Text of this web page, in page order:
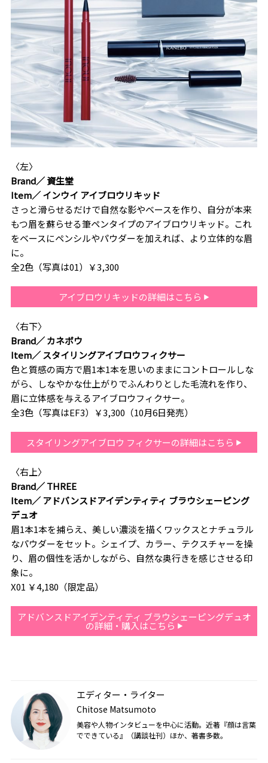
〈左〉
Brand／ 資生堂
Item／ インウイ アイブロウリキッド
さっと滑らせるだけで自然な影やベースを作り、自分が本来
もつ眉を蘇らせる筆ペンタイプのアイブロウリキッド。これ
をベースにペンシルやパウダーを加えれば、より立体的な眉
に。
全2色（写真は01）￥3,300
アイブロウリキッドの詳細はこちら
〈右下〉
Brand／ カネボウ
Item／ スタイリングアイブロウフィクサー
色と質感の両方で眉1本1本を思いのままにコントロールしな
がら、しなやかな仕上がりでふんわりとした毛流れを作り、
眉に立体感を与えるアイブロウフィクサー。
全3色（写真はEF3）￥3,300（10月6日発売）
スタイリングアイブロウ フィクサーの詳細はこちら
〈右上〉
Brand／ THREE
Item／ アドバンスドアイデンティティ ブラウシェーピング
デュオ
眉1本1本を捕らえ、美しい濃淡を描くワックスとナチュラル
なパウダーをセット。シェイプ、カラー、テクスチャーを操
り、眉の個性を活かしながら、自然な奥行きを感じさせる印
象に。
X01 ￥4,180（限定品）
アドバンスドアイデンティティ ブラウシェーピングデュオ
の詳細・購入はこちら
エディター・ライター
Chitose Matsumoto
美容や人物インタビューを中心に活動。近著『顔は言葉
でできている』（講談社刊）ほか、著書多数。